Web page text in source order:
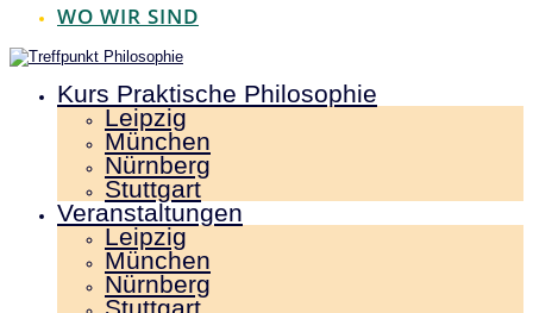
WO WIR SIND
Kurs Praktische Philosophie
Leipzig
München
Nürnberg
Stuttgart
Veranstaltungen
Leipzig
München
Nürnberg